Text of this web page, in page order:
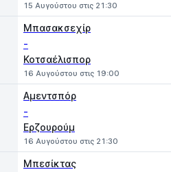
15 Αυγούστου στις 21:30
Μπασακσεχίρ
-
Κοτσαέλισπορ
16 Αυγούστου στις 19:00
Αμεντσπόρ
-
Ερζουρούμ
16 Αυγούστου στις 21:30
Μπεσίκτας